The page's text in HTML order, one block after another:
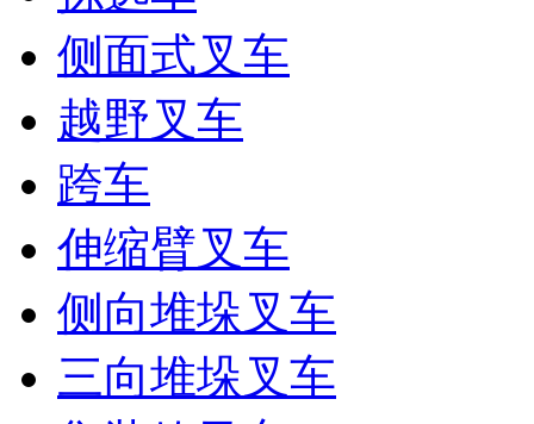
侧面式叉车
越野叉车
跨车
伸缩臂叉车
侧向堆垛叉车
三向堆垛叉车